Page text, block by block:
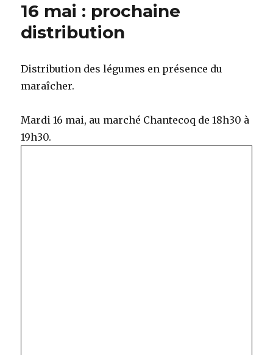
16 mai : prochaine
distribution
Distribution des légumes en présence du
maraîcher.
Mardi 16 mai, au marché Chantecoq de 18h30 à
19h30.